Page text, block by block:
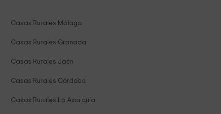
Casas Rurales Málaga
Casas Rurales Granada
Casas Rurales Jaén
Casas Rurales Córdoba
Casas Rurales La Axarquía